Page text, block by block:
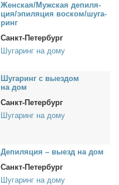
Жен­ская/Муж­ская де­пи­ля­
ция/эпи­ля­ция вос­ком/шу­га­
ринг
Санкт-Петербург
Шугаринг на дому
Шу­га­ринг с вы­ез­дом
на дом
Санкт-Петербург
Шугаринг на дому
Де­пи­ля­ция – вы­езд на дом
Санкт-Петербург
Шугаринг на дому